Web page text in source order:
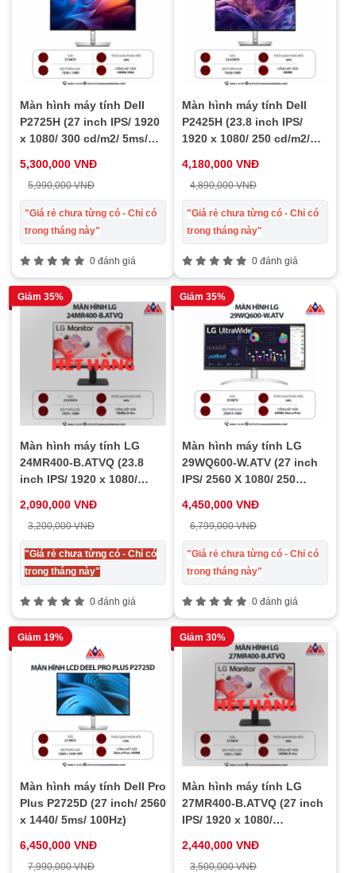
Màn hình máy tính Dell
P2725H (27 inch IPS/ 1920
x 1080/ 300 cd/m2/ 5ms/
5,300,000 VNĐ
5,990,000 VNĐ
"Giá rẻ chưa từng có - Chỉ có
trong tháng này"
0 đánh giá
Màn hình máy tính Dell
P2425H (23.8 inch IPS/
1920 x 1080/ 250 cd/m2/
tháng
4,180,000 VNĐ
4,890,000 VNĐ
"Giá rẻ chưa từng có - Chỉ có
trong tháng này"
0 đánh giá
Giảm 35%
Màn hình máy tính LG
24MR400-B.ATVQ (23.8
inch IPS/ 1920 x 1080/
bảo hành 24 tháng
2,090,000 VNĐ
3,200,000 VNĐ
"Giá rẻ chưa từng có - Chỉ có
trong tháng này"
0 đánh giá
Giảm 35%
Màn hình máy tính LG
29WQ600-W.ATV (27 inch
IPS/ 2560 X 1080/ 250
hành 24 tháng
4,450,000 VNĐ
6,799,000 VNĐ
"Giá rẻ chưa từng có - Chỉ có
trong tháng này"
0 đánh giá
Giảm 19%
Màn hình máy tính Dell Pro
Plus P2725D (27 inch/ 2560
x 1440/ 5ms/ 100Hz)
6,450,000 VNĐ
7,990,000 VNĐ
Giảm 30%
Màn hình máy tính LG
27MR400-B.ATVQ (27 inch
IPS/ 1920 x 1080/
bảo hành 24 tháng
2,440,000 VNĐ
3,500,000 VNĐ